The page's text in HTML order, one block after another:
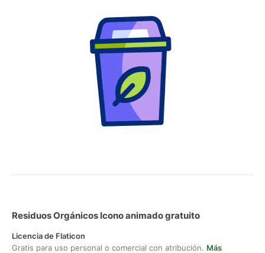
Residuos Orgánicos Icono animado gratuito
Licencia de Flaticon
Gratis para uso personal o comercial con atribución. Más